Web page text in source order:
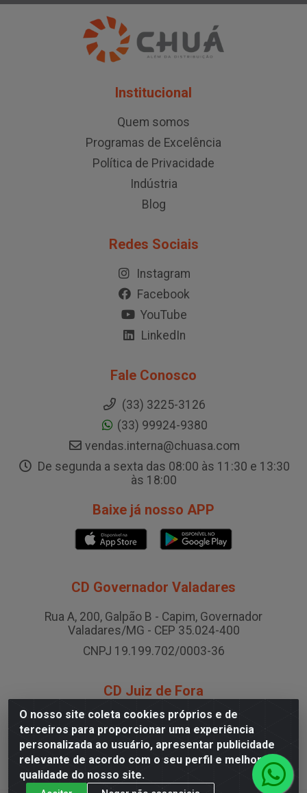
O nosso site coleta cookies próprios e de
terceiros para proporcionar uma experiência
personalizada ao usuário, apresentar publicidade
relevante de acordo com o seu perfil e melhorar a
qualidade do nosso site.
Institucional
Quem somos
Programas de Excelência
Política de Privacidade
Indústria
Blog
Redes Sociais
Instagram
Facebook
YouTube
LinkedIn
Fale Conosco
(33) 3225-3126
(33) 99924-9380
vendas.interna@chuasa.com
De segunda a sexta das 08:00 às 11:30 e 13:30
às 18:00
Baixe já nosso APP
CD Governador Valadares
Rua A, 200, Galpão B - Capim, Governador
Valadares/MG - CEP 35.024-400
CNPJ 19.199.702/0003-36
CD Juiz de Fora
Rodovia BR-040 , Nº 0, Área B2 Condominio Brasil LOG
- São Pedro, Juiz de Fora/MG
CNPJ 19.199.702/0005-06